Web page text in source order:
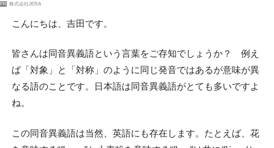
PR 株式会社JERA
こんにちは、吉田です。
皆さんは同音異義語という言葉をご存知でしょうか？ 例え
ば「対象」と「対称」のように同じ発音ではあるが意味が異
なる語のことです。日本語は同音異義語がとても多いですよ
ね。
この同音異義語は当然、英語にも存在します。たとえば、花